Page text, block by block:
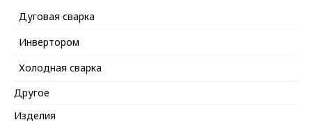
Дуговая сварка
Инвертором
Холодная сварка
Другое
Изделия